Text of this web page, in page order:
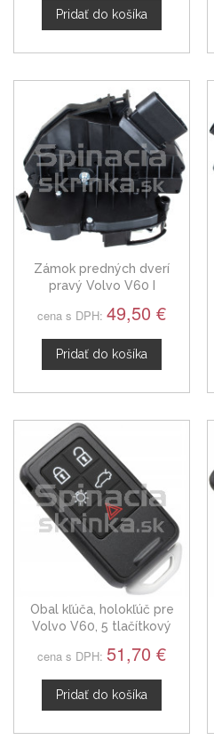
Pridať do košíka
Zámok predných dverí
pravý Volvo V60 I
cena s DPH: 49,50 €
Pridať do košíka
Obal kľúča, holokľúč pre
Volvo V60, 5 tlačítkový
cena s DPH: 51,70 €
Pridať do košíka